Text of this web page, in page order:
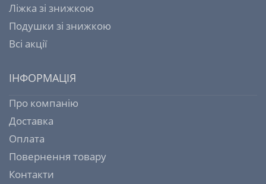
Ліжка зі знижкою
Подушки зі знижкою
Всі акції
ІНФОРМАЦІЯ
Про компанію
Доставка
Оплата
Повернення товару
Контакти